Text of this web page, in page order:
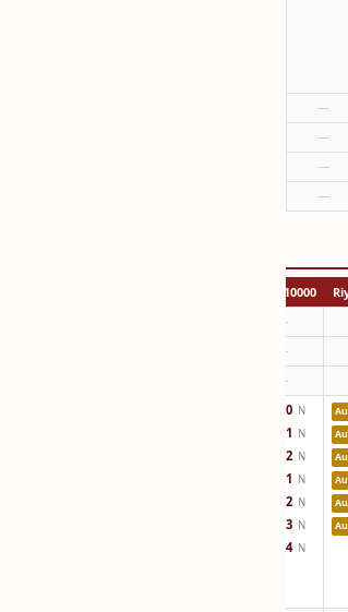
—
—
—
—
10000 Riyals
—
—
—
Au
Au
Au
Au
Au
Au
KM50 N
KM51 N
KM52 N
KM61 N
KM62 N
KM63 N
KM64 N